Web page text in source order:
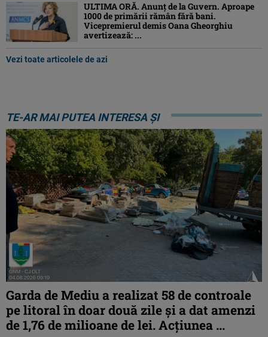
ULTIMA ORĂ. Anunț de la Guvern. Aproape
1000 de primării rămân fără bani.
Vicepremierul demis Oana Gheorghiu
avertizează: ...
Vezi toate articolele de azi
TE-AR MAI PUTEA INTERESA ȘI
Garda de Mediu a realizat 58 de controale
pe litoral în doar două zile și a dat amenzi
de 1,76 de milioane de lei. Acțiunea ...